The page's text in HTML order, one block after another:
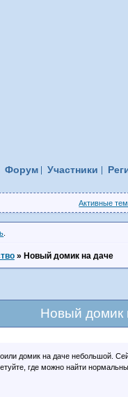
Форум Участники
Активные
» Новый домик на даче
Новый домик
домик на даче небольшой.
где можно найти